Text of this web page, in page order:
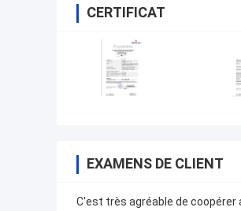
CERTIFICAT
EXAMENS DE CLIENT
C'est très agréable de coopérer